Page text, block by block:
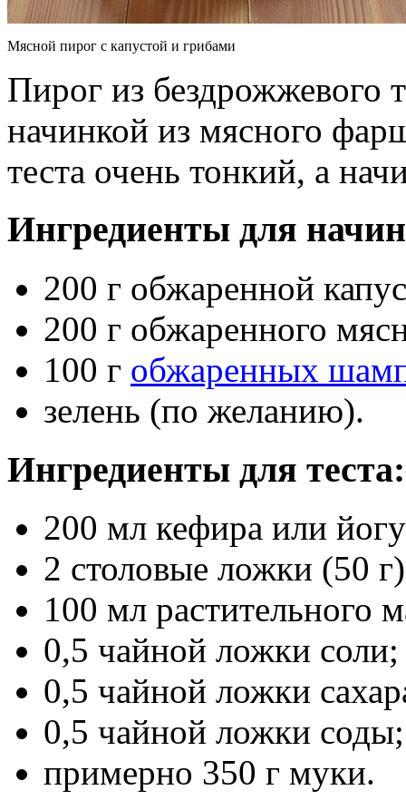
Мясной пирог с капустой и грибами
Пирог из бездрожжевого
начинкой из мясного
теста очень тонкий, а
Ингредиенты для
200 г обжаренной
200 г обжаренного
100 г обжаренных
зелень (по желанию).
Ингредиенты для теста:
200 мл кефира или
2 столовые ложки (50
100 мл растительного
0,5 чайной ложки соли;
0,5 чайной ложки
0,5 чайной ложки соды;
примерно 350 г муки.